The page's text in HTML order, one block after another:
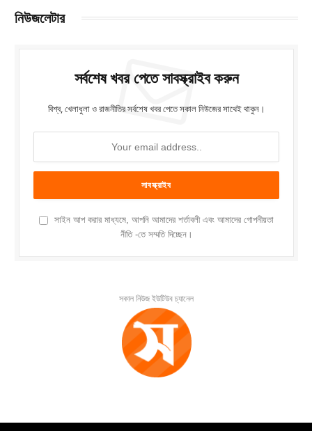
নিউজলেটার
সর্বশেষ খবর পেতে সাবস্ক্রাইব করুন
বিশ্ব, খেলাধুলা ও রাজনীতির সর্বশেষ খবর পেতে সকাল নিউজের সাথেই থাকুন।
সাইন আপ করার মাধ্যমে, আপনি আমাদের শর্তাবলী এবং আমাদের গোপনীয়তা
নীতি -তে সম্মতি দিচ্ছেন।
সকাল নিউজ ইউটিউব চ্যানেল